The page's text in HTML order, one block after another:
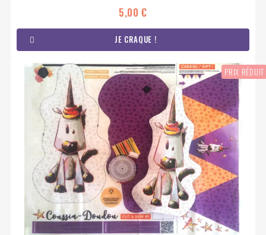
5,00 €
JE CRAQUE !
PRIX RÉDUIT